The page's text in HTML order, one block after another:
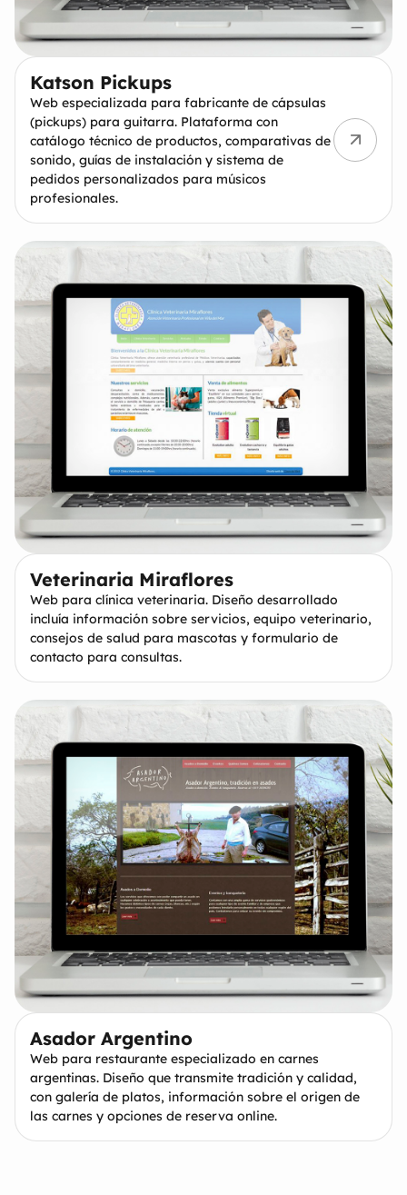
Katson Pickups
Web especializada para fabricante de cápsulas
(pickups) para guitarra. Plataforma con
catálogo técnico de productos, comparativas de
sonido, guías de instalación y sistema de
pedidos personalizados para músicos
profesionales.
Veterinaria Miraflores
Web para clínica veterinaria. Diseño desarrollado
incluía información sobre servicios, equipo veterinario,
consejos de salud para mascotas y formulario de
contacto para consultas.
Asador Argentino
Web para restaurante especializado en carnes
argentinas. Diseño que transmite tradición y calidad,
con galería de platos, información sobre el origen de
las carnes y opciones de reserva online.